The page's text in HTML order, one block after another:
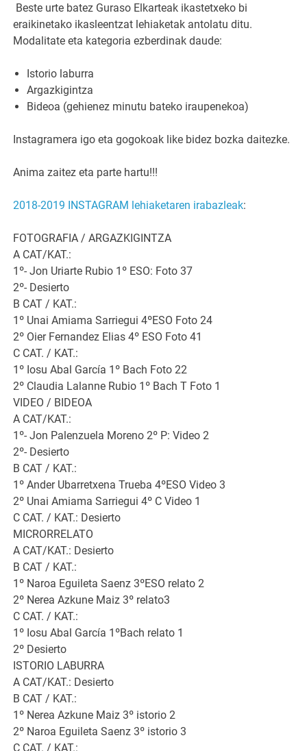
Beste urte batez Guraso Elkarteak ikastetxeko bi
eraikinetako ikasleentzat lehiaketak antolatu ditu.
Modalitate eta kategoria ezberdinak daude:
Istorio laburra
Argazkigintza
Bideoa (gehienez minutu bateko iraupenekoa)
Instagramera igo eta gogokoak like bidez bozka daitezke.
Anima zaitez eta parte hartu!!!
2018-2019 INSTAGRAM lehiaketaren irabazleak:
FOTOGRAFIA / ARGAZKIGINTZA
A CAT/KAT.:
1º- Jon Uriarte Rubio 1º ESO: Foto 37
2º- Desierto
B CAT / KAT.:
1º Unai Amiama Sarriegui 4ºESO Foto 24
2º Oier Fernandez Elias 4º ESO Foto 41
C CAT. / KAT.:
1º Iosu Abal García 1º Bach Foto 22
2º Claudia Lalanne Rubio 1º Bach T Foto 1
VIDEO / BIDEOA
A CAT/KAT.:
1º- Jon Palenzuela Moreno 2º P: Video 2
2º- Desierto
B CAT / KAT.:
1º Ander Ubarretxena Trueba 4ºESO Video 3
2º Unai Amiama Sarriegui 4º C Video 1
C CAT. / KAT.: Desierto
MICRORRELATO
A CAT/KAT.: Desierto
B CAT / KAT.:
1º Naroa Eguileta Saenz 3ºESO relato 2
2º Nerea Azkune Maiz 3º relato3
C CAT. / KAT.:
1º Iosu Abal García 1ºBach relato 1
2º Desierto
ISTORIO LABURRA
A CAT/KAT.: Desierto
B CAT / KAT.:
1º Nerea Azkune Maiz 3º istorio 2
2º Naroa Eguileta Saenz 3º istorio 3
C CAT. / KAT.: